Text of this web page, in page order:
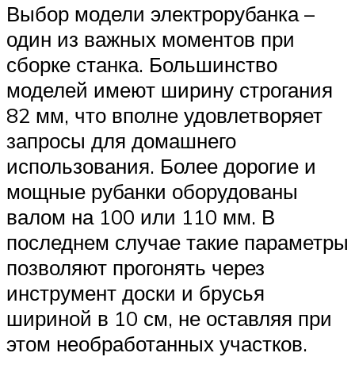
Выбор модели электрорубанка –
один из важных моментов при
сборке станка. Большинство
моделей имеют ширину строгания
82 мм, что вполне удовлетворяет
запросы для домашнего
использования. Более дорогие и
мощные рубанки оборудованы
валом на 100 или 110 мм. В
последнем случае такие параметры
позволяют прогонять через
инструмент доски и брусья
шириной в 10 см, не оставляя при
этом необработанных участков.